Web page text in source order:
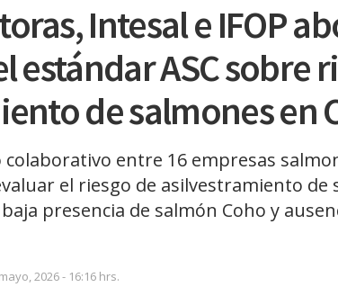
Intesal e IFOP
estándar ASC sobre
de salmones en
entre 16 empresas
el riesgo de asilvestramiento de
presencia de salmón Coho y
2026 - 16:16 hrs.